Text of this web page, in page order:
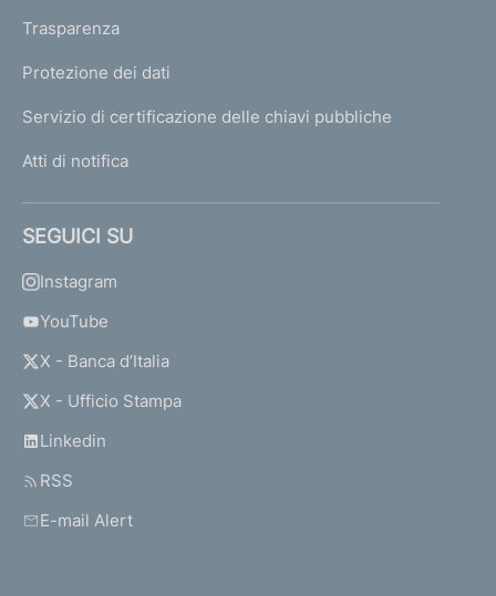
Trasparenza
Protezione dei dati
Servizio di certificazione delle chiavi pubbliche
Atti di notifica
SEGUICI SU
Instagram
YouTube
X - Banca d’Italia
X - Ufficio Stampa
Linkedin
RSS
E-mail Alert